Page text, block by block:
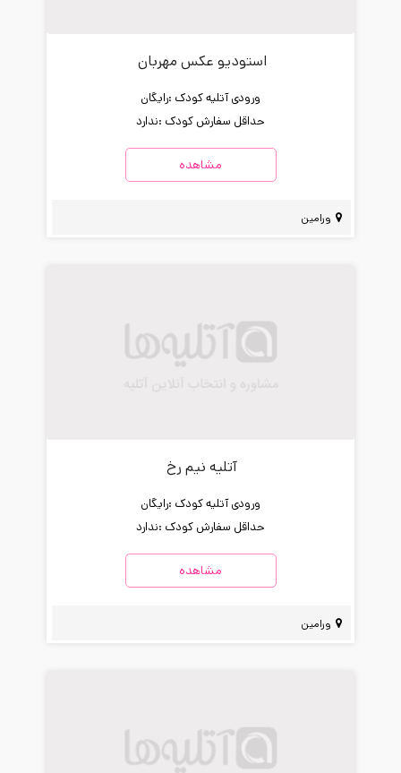
استودیو عکس مهربان
ورودی آتلیه کودک :رایگان
حداقل سفارش کودک :ندارد
مشاهده
ورامین
آتلیه نیم رخ
ورودی آتلیه کودک :رایگان
حداقل سفارش کودک :ندارد
مشاهده
ورامین